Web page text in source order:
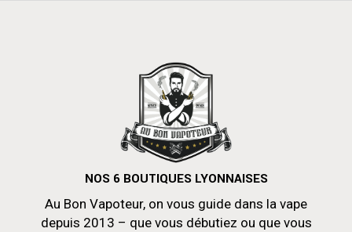
NOS 6 BOUTIQUES LYONNAISES
Au Bon Vapoteur, on vous guide dans la vape
depuis 2013 – que vous débutiez ou que vous